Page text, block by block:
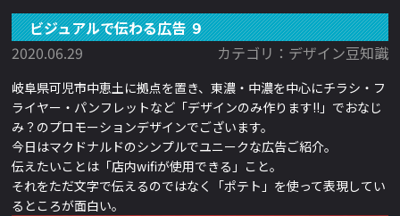
ビジュアルで伝わる広告 ９
2020.06.29
カテゴリ：デザイン豆知識
岐阜県可児市中恵土に拠点を置き、東濃・中濃を中心にチラシ・フ
ライヤー・パンフレットなど「デザインのみ作ります!!」でおなじ
み？のプロモーションデザインでございます。
今日はマクドナルドのシンプルでユニークな広告ご紹介。
伝えたいことは「店内wifiが使用できる」こと。
それをただ文字で伝えるのではなく「ポテト」を使って表現してい
るところが面白い。